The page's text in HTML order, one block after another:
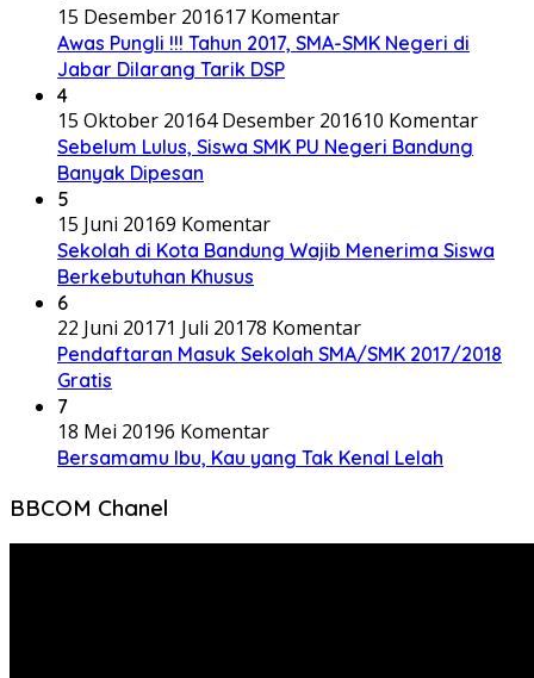
15 Desember 201617 Komentar
Awas Pungli !!! Tahun 2017, SMA-SMK Negeri di
Jabar Dilarang Tarik DSP
4
15 Oktober 20164 Desember 201610 Komentar
Sebelum Lulus, Siswa SMK PU Negeri Bandung
Banyak Dipesan
5
15 Juni 20169 Komentar
Sekolah di Kota Bandung Wajib Menerima Siswa
Berkebutuhan Khusus
6
22 Juni 20171 Juli 20178 Komentar
Pendaftaran Masuk Sekolah SMA/SMK 2017/2018
Gratis
7
18 Mei 20196 Komentar
Bersamamu Ibu, Kau yang Tak Kenal Lelah
BBCOM Chanel